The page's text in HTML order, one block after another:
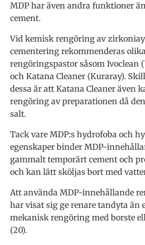
MDP har även andra funktioner
cement.
Vid kemisk rengöring av
cementering rekommenderas
rengöringspastor såsom Ivoclean
och Katana Cleaner (Kuraray).
dessa är att Katana Cleaner även
rengöring av preparationen då
salt.
Tack vare MDP:s hydrofoba och
egenskaper binder MDP-
gammalt temporärt cement och
och kan lätt sköljas bort med
Att använda MDP-innehållande
har visat sig ge renare tandyta än
mekanisk rengöring med borste
(20).